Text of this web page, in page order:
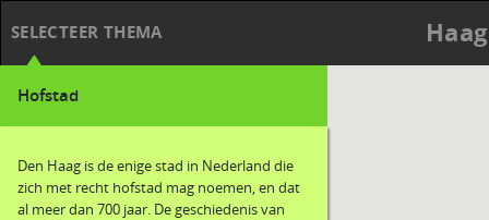
SELECTEER THEMA
Hofstad
Den Haag is de enige stad in Nederland die
zich met recht hofstad mag noemen, en dat
al meer dan 700 jaar. De geschiedenis van